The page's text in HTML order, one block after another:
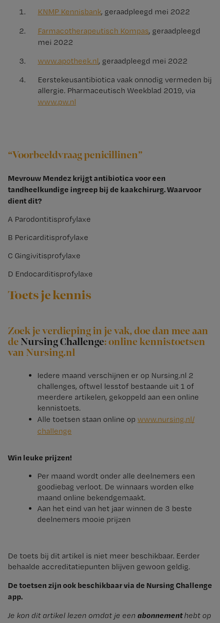
KNMP Kennisbank, geraadpleegd mei 2022
Farmacotherapeutisch Kompas, geraadpleegd
mei 2022
www.apotheek.nl, geraadpleegd mei 2022
Eerstekeusantibiotica vaak onnodig vermeden bij
allergie. Pharmaceutisch Weekblad 2019, via
www.pw.nl
“Voorbeeldvraag penicillinen”
Mevrouw Mendez krijgt antibiotica voor een
tandheelkundige ingreep bij de kaakchirurg. Waarvoor
dient dit?
A Parodontitisprofylaxe
B Pericarditisprofylaxe
C Gingivitisprofylaxe
D Endocarditisprofylaxe
Toets je kennis
Zoek je verdieping in je vak, doe dan mee aan
de Nursing Challenge: online kennistoetsen
van Nursing.nl
Iedere maand verschijnen er op Nursing.nl 2
challenges, oftwel lesstof bestaande uit 1 of
meerdere artikelen, gekoppeld aan een online
kennistoets.
Alle toetsen staan online op www.​nursing.​nl/​
challenge
Win leuke prijzen!
Per maand wordt onder alle deelnemers een
goodiebag verloot. De winnaars worden elke
maand online bekendgemaakt.
Aan het eind van het jaar winnen de 3 beste
deelnemers mooie prijzen
De toets bij dit artikel is niet meer beschikbaar. Eerder
behaalde accreditatiepunten blijven gewoon geldig.
De toetsen zijn ook beschikbaar via de Nursing Challenge
app.
Je kon dit artikel lezen omdat je een abonnement hebt op